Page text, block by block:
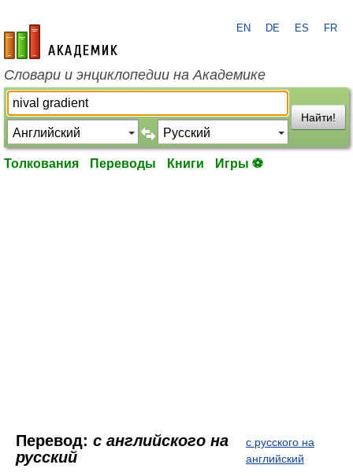
academic.ru
EN DE ES FR
Словари и энциклопедии на Академике
Найти!
Толкования Переводы Книги Игры ⚽
Перевод: с английского на
русский
с русского на
английский